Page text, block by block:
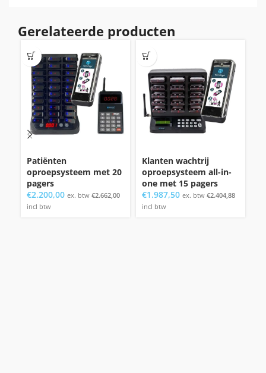
Gerelateerde producten
Patiënten
oproepsysteem met 20
pagers
€2.200,00 ex. btw €2.662,00
incl btw
Klanten wachtrij
oproepsysteem all-in-
one met 15 pagers
€1.987,50 ex. btw €2.404,88
incl btw